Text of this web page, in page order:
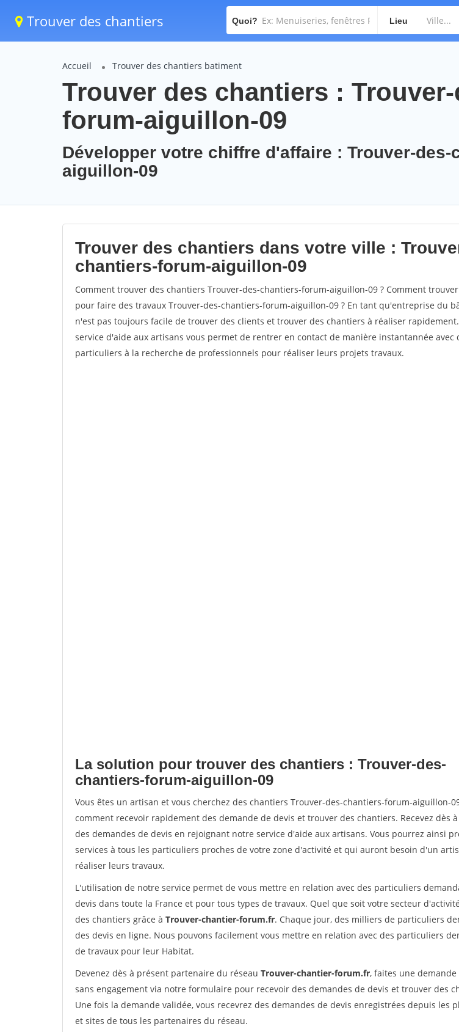
Trouver des chantiers Quoi? Lieu
Accueil Trouver des chantiers batiment
Trouver des chantiers :
forum-aiguillon-09
Développer votre chiffre d'affaire : Trouver-des-
aiguillon-09
Trouver des chantiers dans votre ville :
chantiers-forum-aiguillon-09
Comment trouver des chantiers Trouver-des-chantiers-forum-aiguillon-09 ? Comment
pour faire des travaux Trouver-des-chantiers-forum-aiguillon-09 ? En tant qu'entreprise du
n'est pas toujours facile de trouver des clients et trouver des chantiers à réaliser
service d'aide aux artisans vous permet de rentrer en contact de manière instantannée avec
particuliers à la recherche de professionnels pour réaliser leurs projets travaux.
La solution pour trouver des chantiers : Trouver-des-
chantiers-forum-aiguillon-09
Vous êtes un artisan et vous cherchez des chantiers Trouver-des-chantiers-forum-aiguillon-
comment recevoir rapidement des demande de devis et trouver des chantiers. Recevez dès
des demandes de devis en rejoignant notre service d'aide aux artisans. Vous pourrez ainsi
services à tous les particuliers proches de votre zone d'activité et qui auront besoin d'un
réaliser leurs travaux.
L'utilisation de notre service permet de vous mettre en relation avec des particuliers
devis dans toute la France et pour tous types de travaux. Quel que soit votre secteur
des chantiers grâce à Trouver-chantier-forum.fr. Chaque jour, des milliers de particuliers
des devis en ligne. Nous pouvons facilement vous mettre en relation avec des particuliers
de travaux pour leur Habitat.
Devenez dès à présent partenaire du réseau Trouver-chantier-forum.fr, faites une
sans engagement via notre formulaire pour recevoir des demandes de devis et trouver des
Une fois la demande validée, vous recevrez des demandes de devis enregistrées depuis les
et sites de tous les partenaires du réseau.